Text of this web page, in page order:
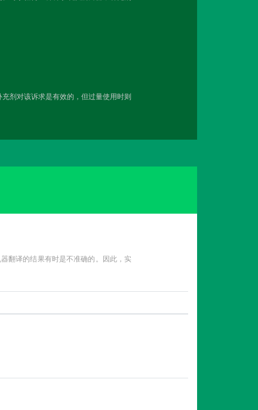
剂对该诉求是有效的，但过量使用时则
翻译的结果有时是不准确的。因此，实